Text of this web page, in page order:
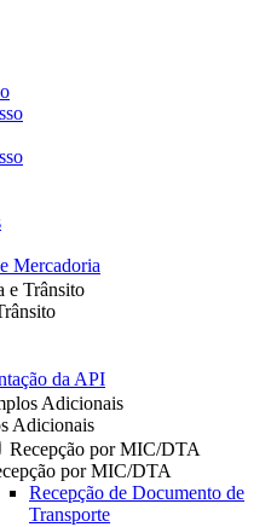
Mercadoria
e Trânsito
da API
Adicionais
Adicionais
Recepção por MIC/DTA
por MIC/DTA
Recepção de Documento de
Transporte